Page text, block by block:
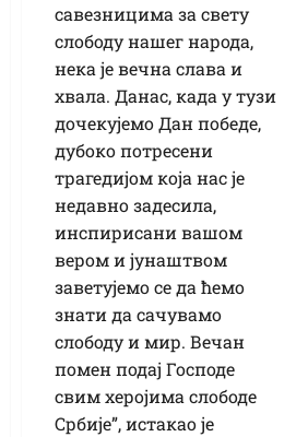
савезницима за свету
слободу нашег народа,
нека је вечна слава и
хвала. Данас, када у тузи
дочекујемо Дан победе,
дубоко потресени
трагедијом која нас је
недавно задесила,
инспирисани вашом
вером и јунаштвом
заветујемо се да ћемо
знати да сачувамо
слободу и мир. Вечан
помен подај Господе
свим херојима слободе
Србије”, истакао је